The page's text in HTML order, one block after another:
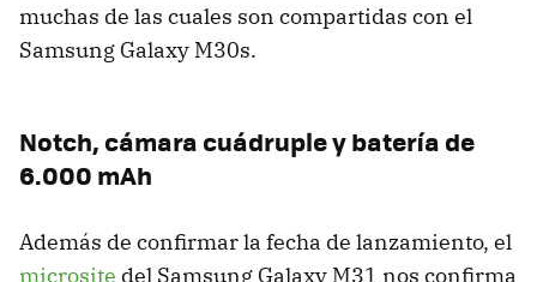
muchas de las cuales son compartidas con el
Samsung Galaxy M30s.
Notch, cámara cuádruple y batería de
6.000 mAh
Además de confirmar la fecha de lanzamiento, el
microsite del Samsung Galaxy M31 nos confirma